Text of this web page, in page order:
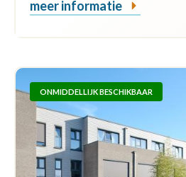
meer informatie
ONMIDDELLIJK BESCHIKBAAR